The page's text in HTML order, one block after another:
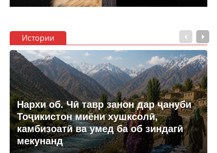
Истории
Нархи об. Чӣ тавр занон дар ҷануби
Тоҷикистон миёни хушксолӣ,
камбизоатӣ ва умед ба об зиндагӣ
мекунанд